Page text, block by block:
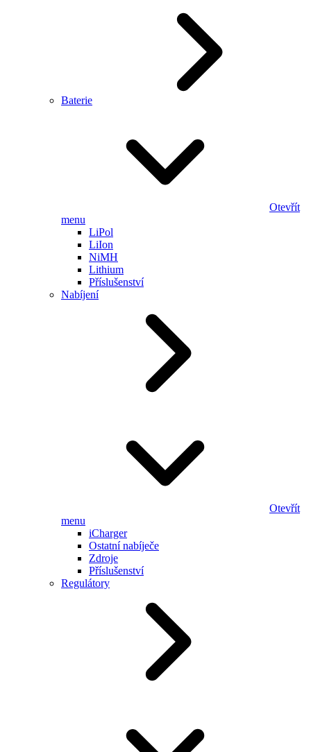
Baterie
Otevřít
menu
LiPol
LiIon
NiMH
Lithium
Příslušenství
Nabíjení
Otevřít
menu
iCharger
Ostatní nabíječe
Zdroje
Příslušenství
Regulátory